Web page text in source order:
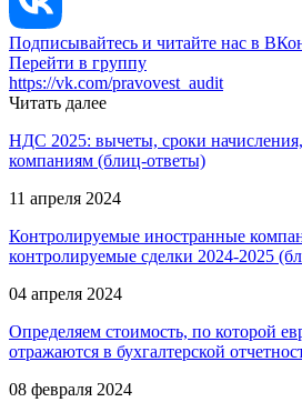
Подписывайтесь и читайте нас в
Перейти в группу
https://vk.com/pravovest_audit
Читать далее
НДС 2025: вычеты, сроки
компаниям (блиц-ответы)
11 апреля 2024
Контролируемые иностранные
контролируемые сделки 2024-2025
04 апреля 2024
Определяем стоимость, по которой
отражаются в бухгалтерской
08 февраля 2024